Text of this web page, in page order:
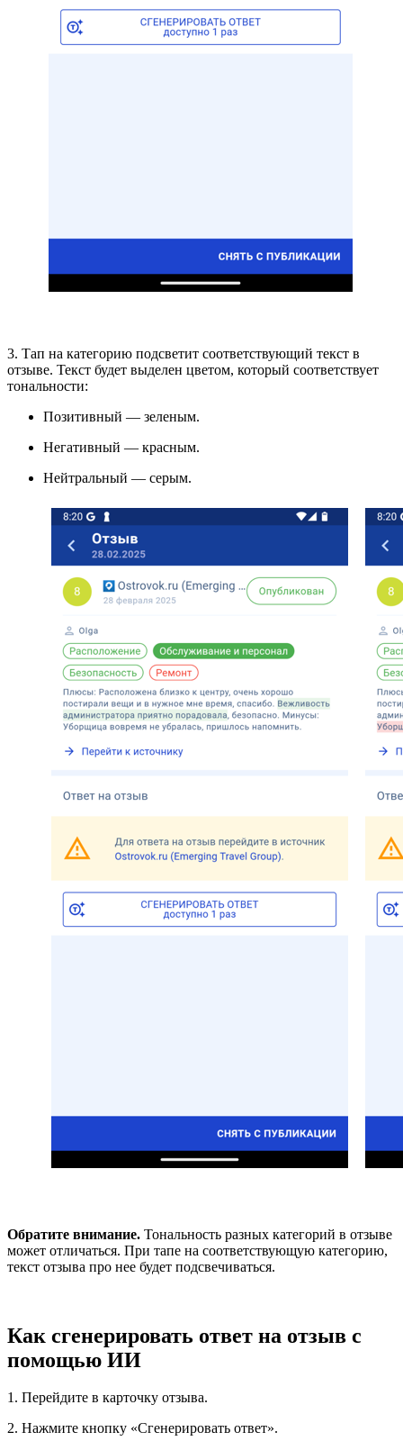
3. Тап на категорию подсветит соответствующий текст в
отзыве. Текст будет выделен цветом, который соответствует
тональности:
Позитивный — зеленым.
Негативный — красным.
Нейтральный — серым.
Обратите внимание. Тональность разных категорий в отзыве
может отличаться. При тапе на соответствующую категорию,
текст отзыва про нее будет подсвечиваться.
Как сгенерировать ответ на отзыв с
помощью ИИ
1. Перейдите в карточку отзыва.
2. Нажмите кнопку «Сгенерировать ответ».